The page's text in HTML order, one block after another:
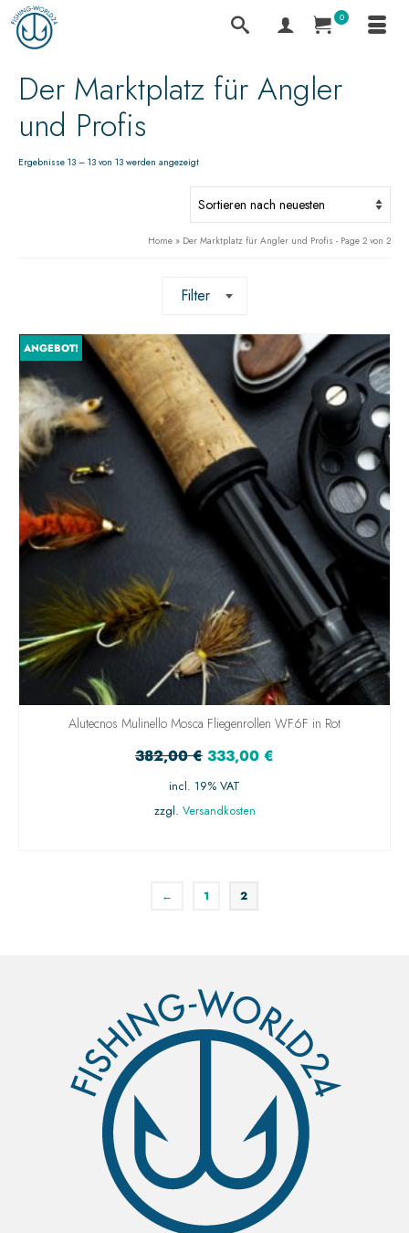
0
Der Marktplatz für Angler
und Profis
Ergebnisse 13 – 13 von 13 werden angezeigt
Home » Der Marktplatz für Angler und Profis - Page 2 von 2
Filter
ANGEBOT!
Alutecnos Mulinello Mosca Fliegenrollen WF6F in Rot
382,00€ 333,00 €
incl. 19% VAT
zzgl. Versandkosten
← 1 2